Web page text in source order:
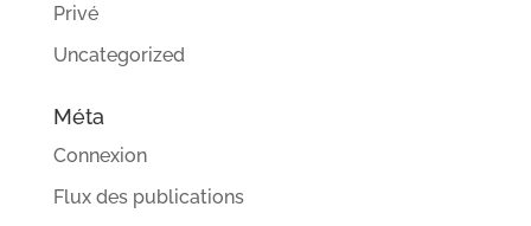
Privé
Uncategorized
Méta
Connexion
Flux des publications